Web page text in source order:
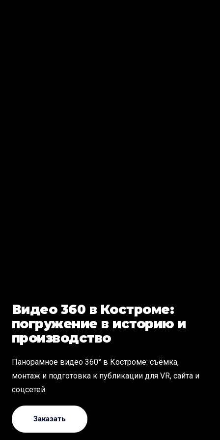
Видео 360 в Костроме:
погружение в историю и
производство
Панорамное видео 360° в Костроме: съёмка,
монтаж и подготовка к публикации для VR, сайта и
соцсетей.
Заказать